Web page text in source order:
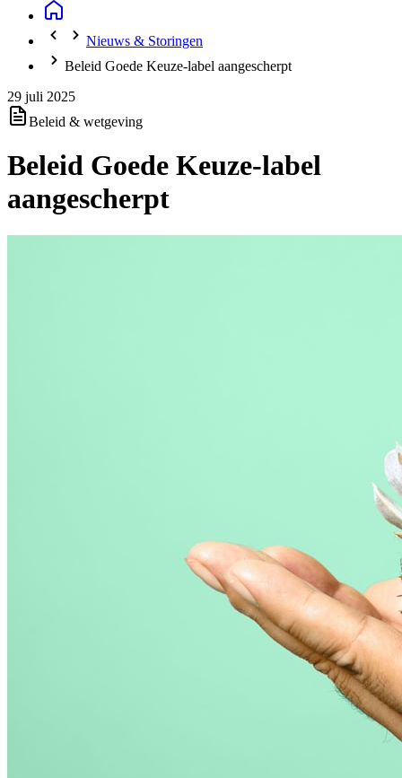
Nieuws & Storingen
Beleid Goede Keuze-label aangescherpt
29 juli 2025
Beleid & wetgeving
Beleid Goede Keuze-label
aangescherpt